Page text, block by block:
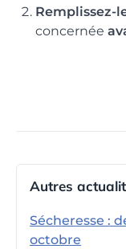
Remplissez-
concernée
Autres
Sécheresse :
octobre